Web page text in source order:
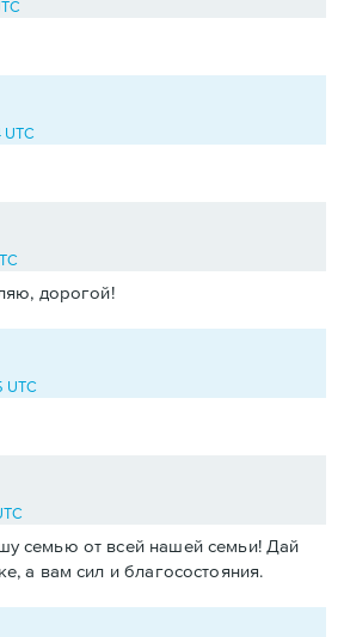
дорогой!
UTC
семью от всей нашей семьи! Дай
а вам сил и благосостояния.